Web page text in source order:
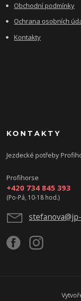
Obchodní podmínky
Ochrana osobních
Kontakty
KONTAKTY
Jezdecké potřeby
Profihorse
+420 734 845 393
(Po-Pá, 10-18 hod.)